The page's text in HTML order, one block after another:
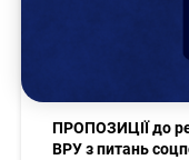
ПРОПОЗИЦІЇ до
ВРУ з питань